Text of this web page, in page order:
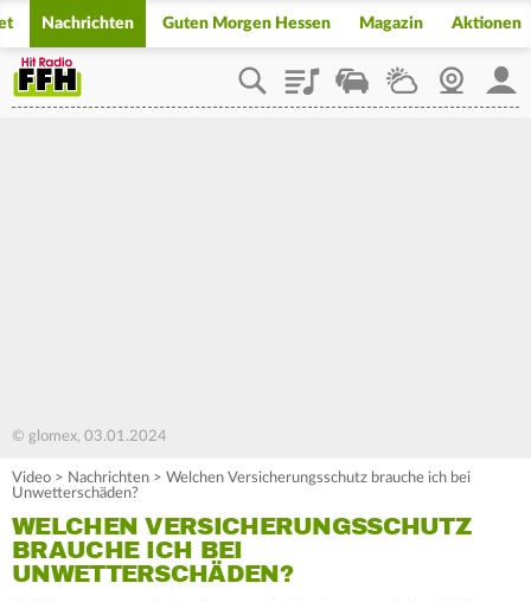
Nachrichten Guten Morgen Hessen Magazin Aktionen
PlaylistStaupilotWetterWebcam
© glomex, 03.01.2024
Video > Nachrichten > Welchen Versicherungsschutz brauche ich bei
Unwetterschäden?
WELCHEN VERSICHERUNGSSCHUTZ
BRAUCHE ICH BEI
UNWETTERSCHÄDEN?